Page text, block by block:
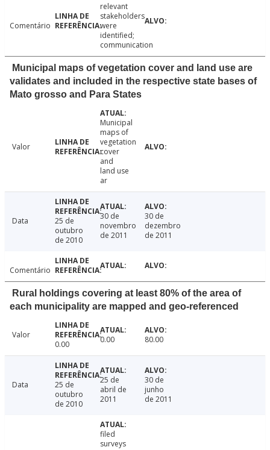
Comentário
relevant
stakeholders
were
identified;
communication
Municipal maps of vegetation cover and land use are
validates and included in the respective state bases of
Mato grosso and Para States
Valor
Municipal
maps of
vegetation
cover
and
land use
ar
Data
25 de
outubro
de 2010
30 de
novembro
de 2011
30 de
dezembro
de 2011
Comentário
Rural holdings covering at least 80% of the area of
each municipality are mapped and geo-referenced
Valor
0.00
0.00 80.00
Data
25 de
outubro
de 2010
25 de
abril de
2011
30 de
junho
de 2011
filed
surveys